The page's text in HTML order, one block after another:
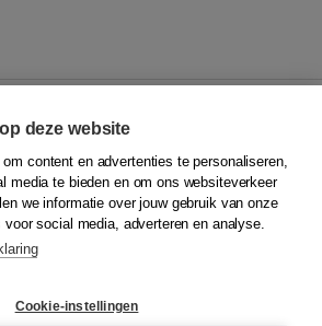
uitgevers
deze website
content en advertenties te personaliseren,
media te bieden en om ons websiteverkeer
we informatie over jouw gebruik van onze
social media, adverteren en analyse.
Cookie-instellingen